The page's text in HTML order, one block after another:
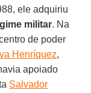
ele adquiriu
militar. Na
de poder
Henríquez,
apoiado
Salvador